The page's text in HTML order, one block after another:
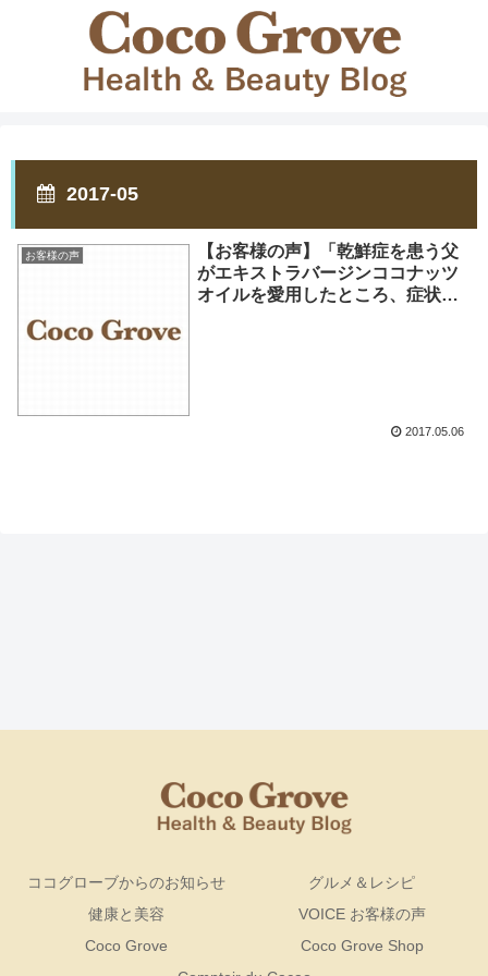
2017-05
お客様の声
【お客様の声】「乾鮮症を患う父
がエキストラバージンココナッツ
オイルを愛用したところ、症状に
2017.05.06
ココグローブからのお知らせ
グルメ＆レシピ
健康と美容
VOICE お客様の声
Coco Grove
Coco Grove Shop